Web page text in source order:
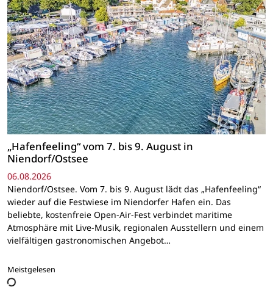
„Hafenfeeling“ vom 7. bis 9. August in
Niendorf/Ostsee
06.08.2026
Niendorf/Ostsee. Vom 7. bis 9. August lädt das „Hafenfeeling“
wieder auf die Festwiese im Niendorfer Hafen ein. Das
beliebte, kostenfreie Open-Air-Fest verbindet maritime
Atmosphäre mit Live-Musik, regionalen Ausstellern und einem
vielfältigen gastronomischen Angebot…
Meistgelesen